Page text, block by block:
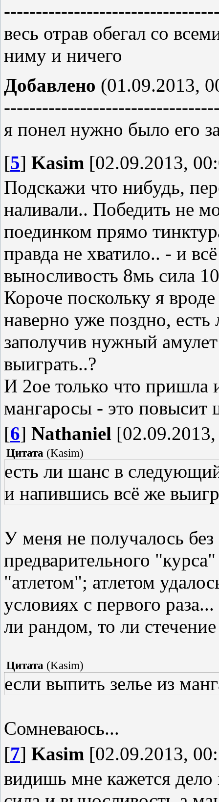
весь отрав обегал со
ниму и ничего
Добавлено (01.09.2013,
я понел нужно было его
[5] Kasim [02.09.2013,
Подскажи что нибудь,
наливали.. Победить не
поединком прямо
правда не хватило.. - и
выносливость 8мь сила
Короче поскольку я
наверно уже поздно,
заполучив нужный
выиграть..?
И 2ое только что пришла
мангаросы - это повысит
[6] Nathaniel
Цитата (Kasim)
есть ли шанс в
и напившись всё же
У меня не получалось
предварительного
"атлетом"; атлетом
условиях с первого
ли рандом, то ли стечение
Цитата (Kasim)
если выпить зелье из
Сомневаюсь...
[7] Kasim [02.09.2013,
видишь мне кажется дело